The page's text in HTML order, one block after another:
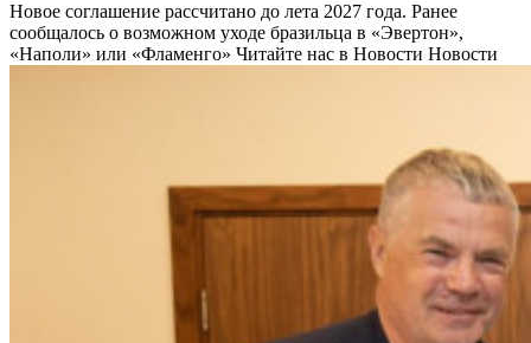
Новое соглашение рассчитано до лета 2027 года. Ранее
сообщалось о возможном уходе бразильца в «Эвертон»,
«Наполи» или «Фламенго» Читайте нас в Новости Новости